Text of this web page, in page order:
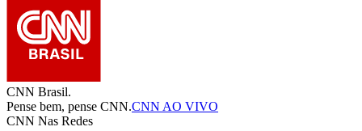
CNN Brasil.
Pense bem, pense CNN.CNN AO VIVO
CNN Nas Redes